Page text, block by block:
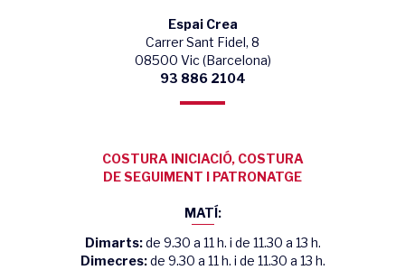
Espai Crea
Carrer Sant Fidel, 8
08500 Vic (Barcelona)
93 886 2104
COSTURA INICIACIÓ, COSTURA
DE SEGUIMENT I PATRONATGE
MATÍ:
Dimarts:de 9.30 a 11 h. i de 11.30 a 13 h.
Dimecres:de 9.30 a 11 h. i de 11.30 a 13 h.